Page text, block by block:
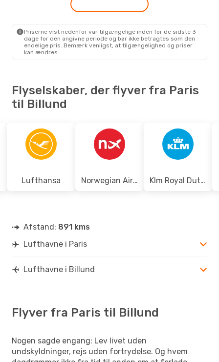
1 Mellemlanding
BLL- PAR
Priserne vist nedenfor var tilgængelige inden for de sidste 3
dage for den angivne periode og bør ikke betragtes som den
endelige pris. Bemærk venligst, at tilgængelighed og priser
kan ændres.
Flyselskaber, der flyver fra Paris
til Billund
Lufthansa Norwegian Air Sweden Klm Royal Dutch Airlines
Afstand: 891 kms
Lufthavne i Paris
Lufthavne i Billund
Flyver fra Paris til Billund
Nogen sagde engang: Lev livet uden
undskyldninger, rejs uden fortrydelse. Og hvem